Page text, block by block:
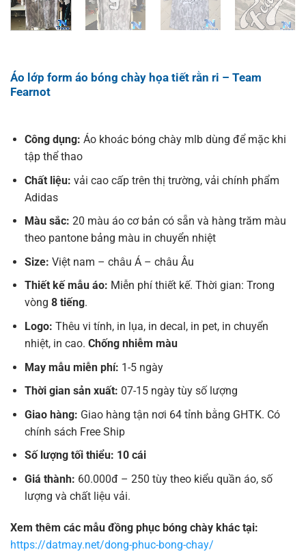
Áo lớp form áo bóng chày họa tiết rằn ri – Team
Fearnot
Công dụng: Áo khoác bóng chày mlb dùng để mặc khi
tập thể thao
Chất liệu: vải cao cấp trên thị trường, vải chính phẩm
Adidas
Màu sắc: 20 màu áo cơ bản có sẵn và hàng trăm màu
theo pantone bảng màu in chuyển nhiệt
Size: Việt nam – châu Á – châu Âu
Thiết kế mẫu áo: Miễn phí thiết kế. Thời gian: Trong
vòng 8 tiếng.
Logo: Thêu vi tính, in lụa, in decal, in pet, in chuyển
nhiệt, in cao. Chống nhiễm màu
May mẫu miễn phí: 1-5 ngày
Thời gian sản xuất: 07-15 ngày tùy số lượng
Giao hàng: Giao hàng tận nơi 64 tỉnh bằng GHTK. Có
chính sách Free Ship
Số lượng tối thiểu: 10 cái
Giá thành: 60.000đ – 250 tùy theo kiểu quần áo, số
lượng và chất liệu vải.
Xem thêm các mẫu đồng phục bóng chày khác tại:
https://datmay.net/dong-phuc-bong-chay/